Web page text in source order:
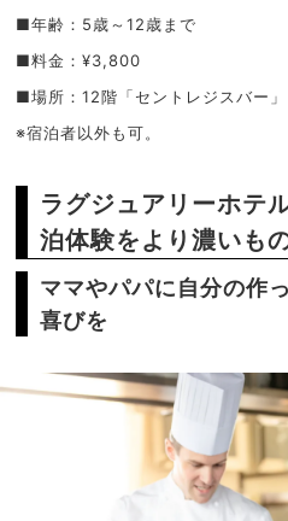
■年齢：5歳～12歳まで
■料金：¥3,800
■場所：12階「セントレジスバー」
※宿泊者以外も可。
ラグジュアリーホテ
泊体験をより濃いも
ママやパパに自分の作
喜びを